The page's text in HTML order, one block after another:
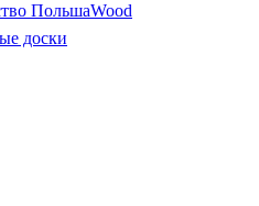
ПольшаWood
доски